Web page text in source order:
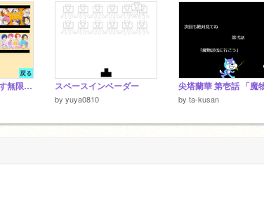
すとぷり＆いれいす無限耐久 スペースインベーダー
by yuya0810 by ta-kusan